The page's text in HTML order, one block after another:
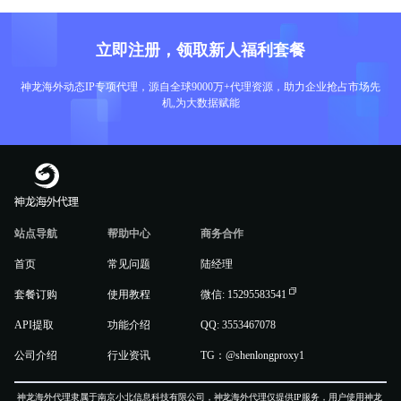
立即注册，领取新人福利套餐
神龙海外动态IP专项代理，源自全球9000万+代理资源，助力企业抢占市场先
机,为大数据赋能
站点导航
首页
套餐订购
API提取
公司介绍
帮助中心
常见问题
使用教程
功能介绍
行业资讯
商务合作
陆经理
微信: 15295583541
QQ: 3553467078
TG：@shenlongproxy1
神龙海外代理隶属于南京小北信息科技有限公司，神龙海外代理仅提供IP服务，用户使用神龙